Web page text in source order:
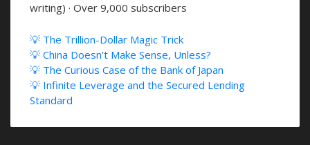
writing) · Over 9,000 subscribers
💡 The Trillion-Dollar Magic Trick
💡 China Doesn't Make Sense, Unless?
💡 The Curious Case of the Bank of Japan
💡 Infinite Leverage and the Secured Lending
Standard